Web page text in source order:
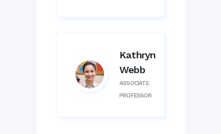
Kathryn
Webb
ASSOCIATE
PROFESSOR